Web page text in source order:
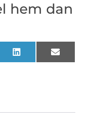
hem dan
LinkedIn Email